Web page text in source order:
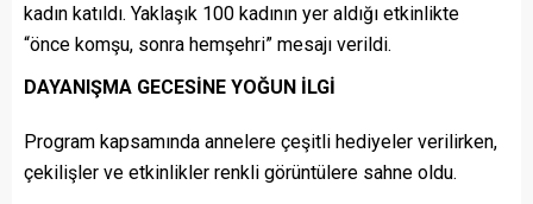
kadın katıldı. Yaklaşık 100 kadının yer aldığı etkinlikte
“önce komşu, sonra hemşehri” mesajı verildi.
DAYANIŞMA GECESİNE YOĞUN İLGİ
Program kapsamında annelere çeşitli hediyeler verilirken,
çekilişler ve etkinlikler renkli görüntülere sahne oldu.